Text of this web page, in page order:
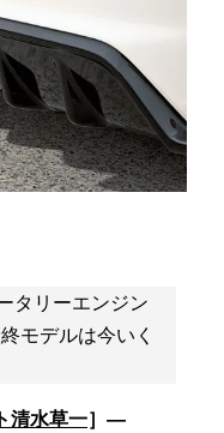
タリーエンジン
モデルは今いく
清水草一］―